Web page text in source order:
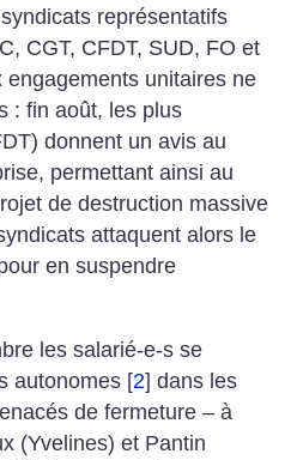
représentatifs
CGT, CFDT, SUD, FO et
unitaires ne
: fin août, les plus
donnent un avis au
permettant ainsi au
de destruction massive
attaquent alors le
en suspendre
les salarié-e-s se
autonomes [2] dans les
de fermeture – à
(Yvelines) et Pantin